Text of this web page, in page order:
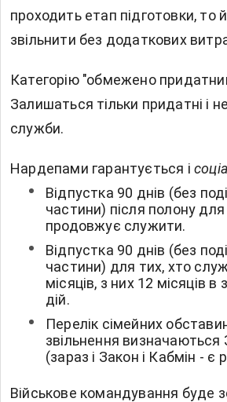
проходить етап підготовки, то
звільнити без додаткових
Категорію "обмежено
Залишаться тільки придатні і
служби.
Нардепами гарантується і
Відпустка 90 днів (без
частини) після полону для
продовжує служити.
Відпустка 90 днів (без
частини) для тих, хто
місяців, з них 12 місяців в
дій.
Перелік сімейних
звільнення визначаються
(зараз і Закон і Кабмін - є
Військове командування буде